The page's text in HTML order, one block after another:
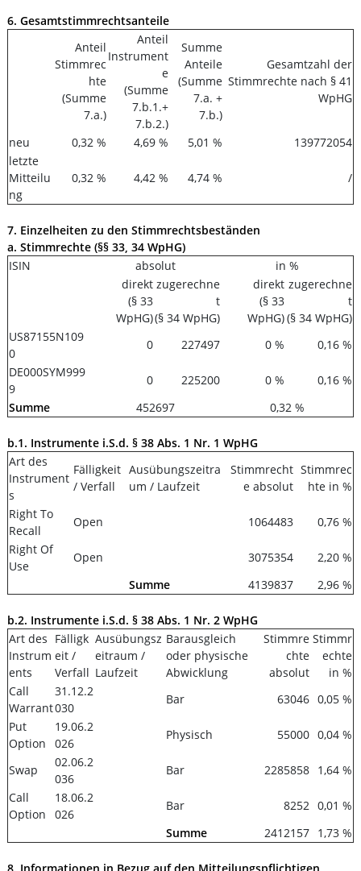
6. Gesamtstimmrechtsanteile
Anteil
Stimmrec
hte
(Summe
7.a.)
Anteil
Instrument
e
(Summe
7.b.1.+
7.b.2.)
Summe
Anteile
(Summe
7.a. +
7.b.)
Gesamtzahl der
Stimmrechte nach § 41
WpHG
neu 0,32 % 4,69 % 5,01 %
139772054
letzte
Mitteilu
ng
0,32 % 4,42 % 4,74 % /
7. Einzelheiten zu den Stimmrechtsbeständen
a. Stimmrechte (§§ 33, 34 WpHG)
ISIN
absolut
in %
direkt
(§ 33
WpHG)
zugerechne
t
(§ 34 WpHG)
direkt
(§ 33
WpHG)
zugerechne
t
(§ 34 WpHG)
US87155N109
0
0 227497 0 %
0,16 %
DE000SYM999
9
0 225200 0 %
0,16 %
Summe
452697 0,32 %
b.1. Instrumente i.S.d. § 38 Abs. 1 Nr. 1 WpHG
Art des
Instrument
s
Fälligkeit
/ Verfall
Ausübungszeitra
um / Laufzeit
Stimmrecht
e absolut
Stimmrec
hte in %
Right To
Recall
Open 1064483
0,76 %
Right Of
Use
Open 3075354
2,20 %
Summe
4139837 2,96 %
b.2. Instrumente i.S.d. § 38 Abs. 1 Nr. 2 WpHG
Art des
Instrum
ents
Fälligk
eit /
Verfall
Ausübungsz
eitraum /
Laufzeit
Barausgleich
oder physische
Abwicklung
Stimmre
chte
absolut
Stimmr
echte
in %
Call
Warrant
31.12.2
030
Bar 63046 0,05 %
Put
Option
19.06.2
026
Physisch 55000 0,04 %
Swap
02.06.2
036
Bar 2285858 1,64 %
Call
Option
18.06.2
026
Bar 8252 0,01 %
Summe
2412157 1,73 %